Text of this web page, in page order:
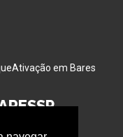
Ativação em Bares